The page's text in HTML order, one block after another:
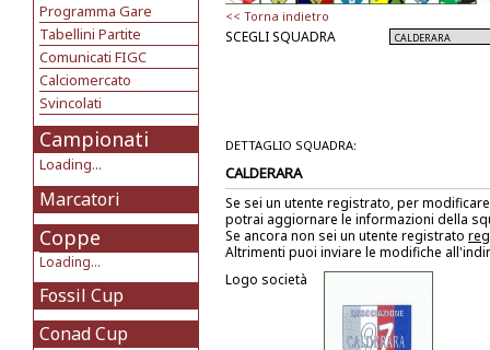
Programma Gare
Tabellini Partite
Comunicati FIGC
Calciomercato
Svincolati
Campionati
Loading...
Marcatori
Coppe
Loading...
Fossil Cup
Conad Cup
<< Torna indietro
SCEGLI SQUADRA
DETTAGLIO SQUADRA:
CALDERARA
Se sei un utente registrato, per
potrai aggiornare le informazioni della
Se ancora non sei un utente registrato
Altrimenti puoi inviare le modifiche
Logo società